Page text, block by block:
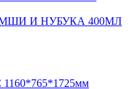
И НУБУКА 400МЛ